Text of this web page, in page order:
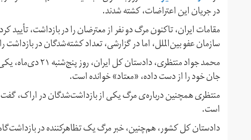
در جریان این اعتراضات، کشته شدند.
مقامات ایران، تاکنون مرگ دو نفر از معترضان را در بازداشت، تأیید
سازمان عفو بین‌الملل، اما در گزارشی، تعداد کشته‌شدگان در بازداشت را ۵ نفر اعلام کرده است.
محمد جواد منتظری،
جان خود را از دست داده، «معتاد» خوانده است.
منتظری همچنین درباره‌ی مرگ یکی از بازداشت‌شدگان در اراک،
است.
دادستان کل کشور، هم‌چنین، خبر مرگ یک تظاهرکننده در